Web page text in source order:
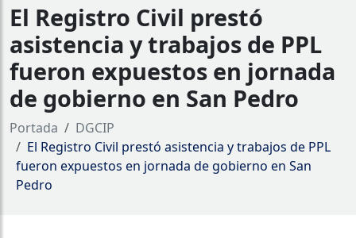
El Registro Civil prestó
asistencia y trabajos de PPL
fueron expuestos en jornada
de gobierno en San Pedro
Portada
DGCIP
El Registro Civil prestó asistencia y trabajos de PPL
fueron expuestos en jornada de gobierno en San
Pedro